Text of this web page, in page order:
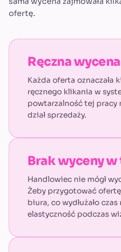
ofertę.
Ręczna
Każda oferta oznaczała
ręcznego klikania w
powtarzalność tej pracy
dział sprzedaży.
Brak wyceny
Handlowiec nie mógł
Żeby przygotować
biura, co wydłużało
elastyczność podczas